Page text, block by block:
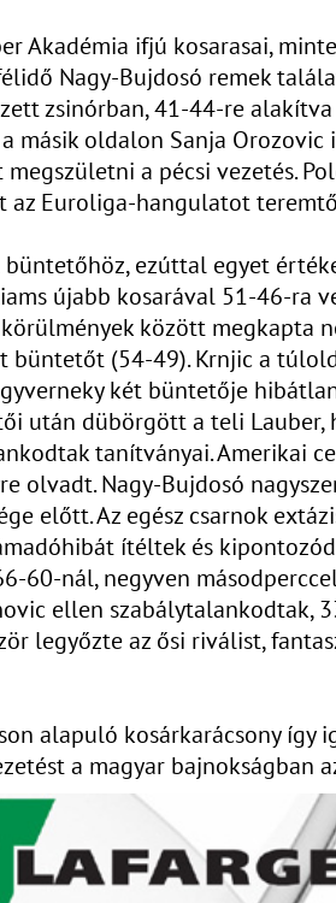
Akadémia ifjú kosarasai,
Nagy-Bujdosó remek
zsinórban, 41-44-re
oldalon Sanja
a pécsi vezetés.
az Euroliga-hangulatot
ezúttal egyet
újabb kosarával 51-46-ra
között megkapta
(54-49). Krnjic a
két büntetője
után dübörgött a teli Lauber,
tanítványai. Amerikai
olvadt. Nagy-Bujdosó
előtt. Az egész csarnok
ítéltek és
60-nál, negyven
ellen
legyőzte az ősi riválist,
alapuló kosárkarácsony
a magyar